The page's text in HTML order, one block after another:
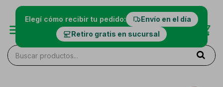
Elegí cómo recibir tu pedido:
Envío en el día
Retiro gratis en sucursal